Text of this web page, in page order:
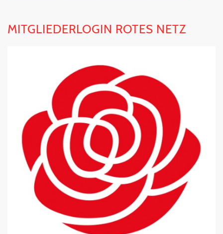
MITGLIEDERLOGIN ROTES NETZ